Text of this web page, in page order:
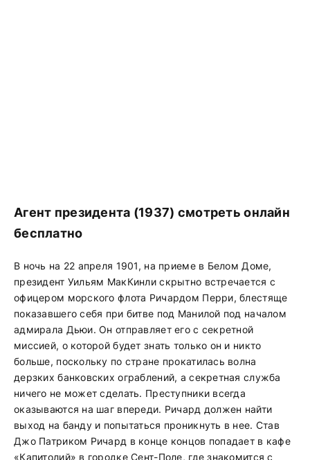
Агент президента (1937) смотреть онлайн
бесплатно
В ночь на 22 апреля 1901, на приеме в Белом Доме,
президент Уильям МакКинли скрытно встречается с
офицером морского флота Ричардом Перри, блестяще
показавшего себя при битве под Манилой под началом
адмирала Дьюи. Он отправляет его с секретной
миссией, о которой будет знать только он и никто
больше, поскольку по стране прокатилась волна
дерзких банковских ограблений, а секретная служба
ничего не может сделать. Преступники всегда
оказываются на шаг впереди. Ричард должен найти
выход на банду и попытаться проникнуть в нее. Став
Джо Патриком Ричард в конце концов попадает в кафе
«Капитолий» в городке Сент-Поле, где знакомится с